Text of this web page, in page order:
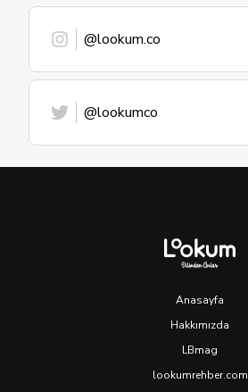
@lookum.co
@lookumco
Anasayfa
Hakkımızda
LBmag
lookumrehber.com